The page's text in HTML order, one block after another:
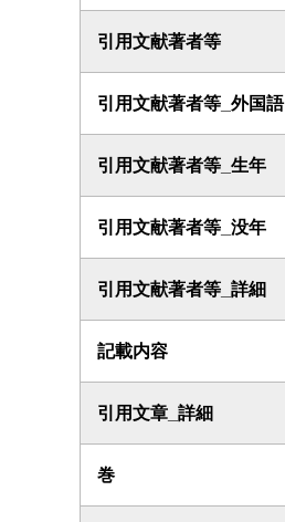
引用文献著者等
引用文献著者等_外国語
引用文献著者等_生年
引用文献著者等_没年
引用文献著者等_詳細
記載内容
引用文章_詳細
巻